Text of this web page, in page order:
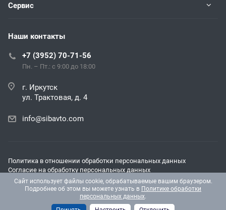
Сервис
Наши контакты
+7 (3952) 70-71-56
Пн. – Пт.: с 9:00 до 18:00
г. Иркутск
ул. Трактовая, д. 4
info@sibavto.com
Политика в отношении обработки персональных данных
Согласие на обработку персональных данных
Согласие на получение рекламных и информационных
материалов
© 2026 Все права защищены.
Сайт использует файлы cookie, обрабатываемые вашим браузером.
Подробнее об этом вы можете узнать в Политике обработки
персональных данных.